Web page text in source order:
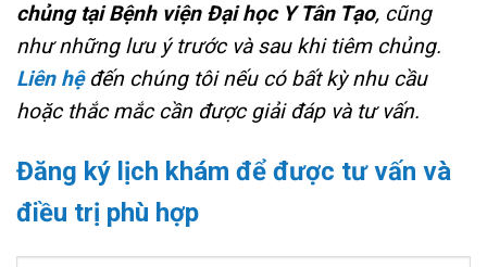
chủng tại Bệnh viện Đại học Y Tân Tạo, cũng
như những lưu ý trước và sau khi tiêm chủng.
Liên hệđến chúng tôi nếu có bất kỳ nhu cầu
hoặc thắc mắc cần được giải đáp và tư vấn.
Đăng ký lịch khám để được tư vấn và
điều trị phù hợp